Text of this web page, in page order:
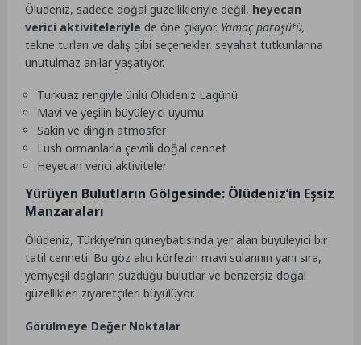
Ölüdeniz, sadece doğal güzellikleriyle değil, heyecan
verici aktiviteleriyle de öne çıkıyor. Yamaç paraşütü,
tekne turları ve dalış gibi seçenekler, seyahat tutkunlarına
unutulmaz anılar yaşatıyor.
Turkuaz rengiyle ünlü Ölüdeniz Lagünü
Mavi ve yeşilin büyüleyici uyumu
Sakin ve dingin atmosfer
Lush ormanlarla çevrili doğal cennet
Heyecan verici aktiviteler
Yürüyen Bulutların Gölgesinde: Ölüdeniz’in Eşsiz
Manzaraları
Ölüdeniz, Türkiye’nin güneybatısında yer alan büyüleyici bir
tatil cenneti. Bu göz alıcı körfezin mavi sularının yanı sıra,
yemyeşil dağların süzdüğü bulutlar ve benzersiz doğal
güzellikleri ziyaretçileri büyülüyor.
Görülmeye Değer Noktalar